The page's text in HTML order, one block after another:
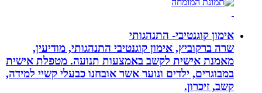
אימון קוגנטיבי- התנהגותי
שרה ברקוביץ, אימון קוגנטיבי התנהגותי, מודיעין,
מאמנת אישית לקשב באמצעות תנועה. מטפלת אישית
במבוגרים, ילדים ונוער אשר אובחנו כבעלי קשיי למידה,
קשב, זיכרון.